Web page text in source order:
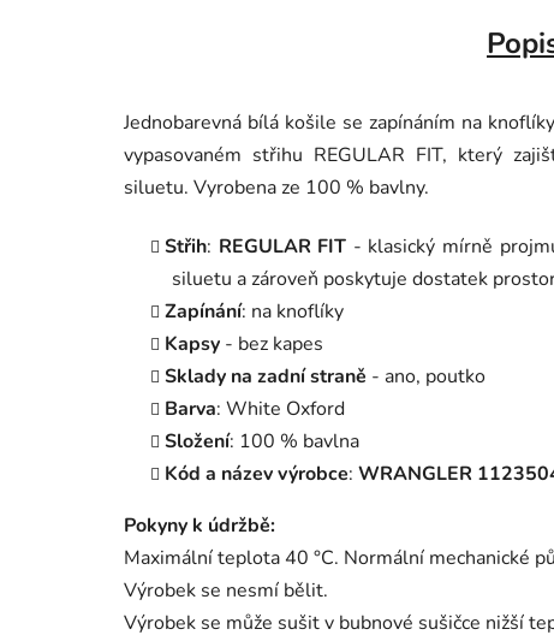
Jednobarevná bílá košile se zapínáním na
vypasovaném střihu REGULAR FIT, který
siluetu. Vyrobena ze 100 % bavlny.
Střih: REGULAR FIT - klasický mírně
siluetu a zároveň poskytuje dostatek
Zapínání: na knoflíky
Kapsy - bez kapes
Sklady na zadní straně - ano, poutko
Barva: White Oxford
Složení: 100 % bavlna
Kód a název výrobce: WRANGLER
Pokyny k údržbě:
Maximální teplota 40 °C. Normální mechanické
Výrobek se nesmí bělit.
Výrobek se může sušit v bubnové sušičce nižší